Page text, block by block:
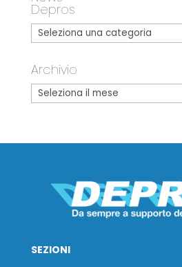
Depros
Archivio
SEZIONI